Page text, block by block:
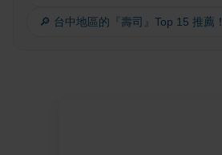
🔎 台中地區的『壽司』Top 15 推薦！